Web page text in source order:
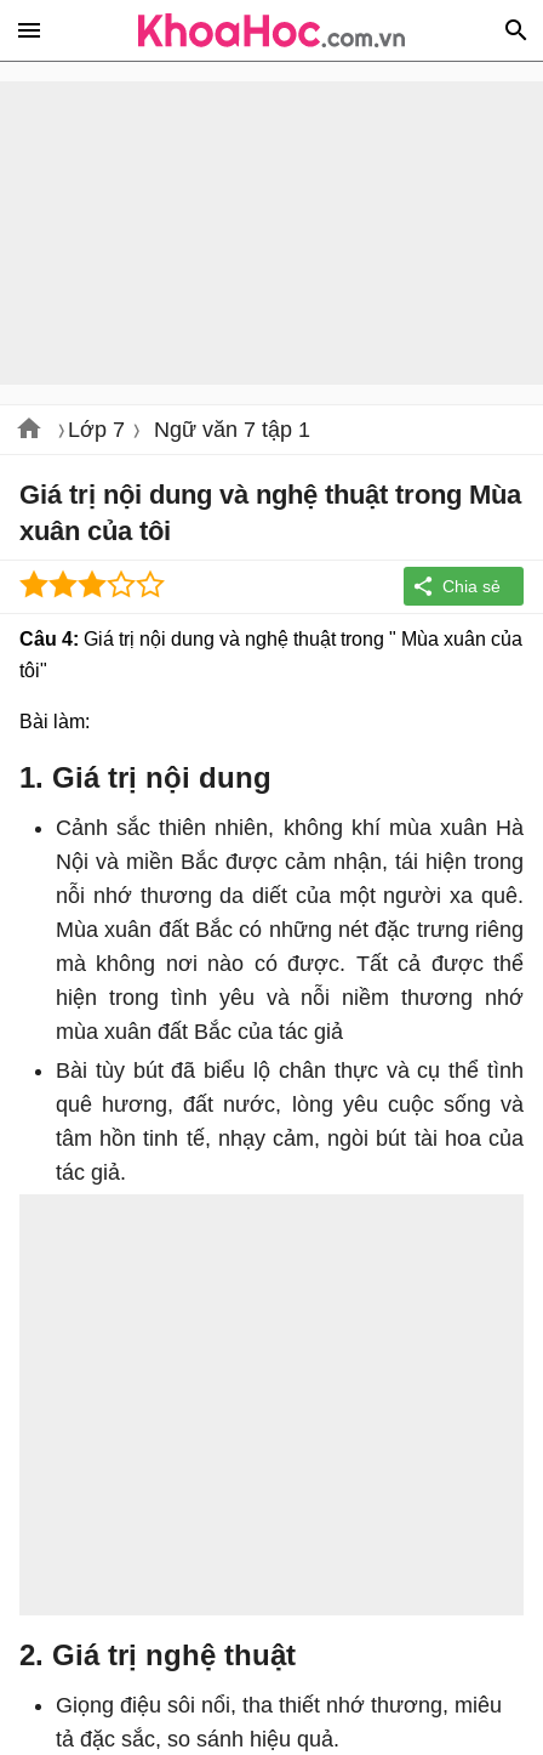
Lớp 7 Ngữ văn 7 tập 1
Giá trị nội dung và nghệ thuật trong Mùa
xuân của tôi
Câu 4: Giá trị nội dung và nghệ thuật trong " Mùa xuân của
tôi"
Bài làm:
1. Giá trị nội dung
Cảnh sắc thiên nhiên, không khí mùa xuân Hà
Nội và miền Bắc được cảm nhận, tái hiện trong
nỗi nhớ thương da diết của một người xa quê.
Mùa xuân đất Bắc có những nét đặc trưng riêng
mà không nơi nào có được. Tất cả được thể
hiện trong tình yêu và nỗi niềm thương nhớ
mùa xuân đất Bắc của tác giả
Bài tùy bút đã biểu lộ chân thực và cụ thể tình
quê hương, đất nước, lòng yêu cuộc sống và
tâm hồn tinh tế, nhạy cảm, ngòi bút tài hoa của
tác giả.
2. Giá trị nghệ thuật
Giọng điệu sôi nổi, tha thiết nhớ thương, miêu
tả đặc sắc, so sánh hiệu quả.